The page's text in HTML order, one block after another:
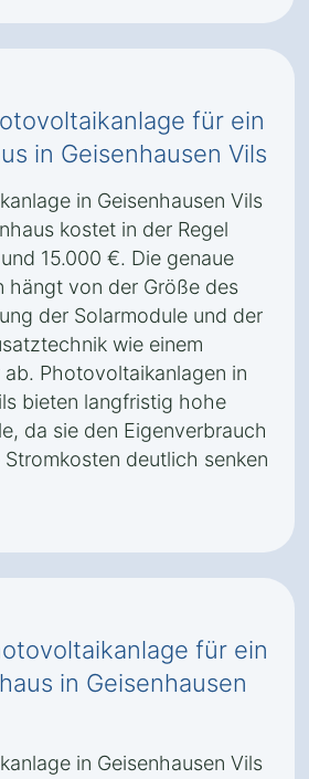
für ein
in Geisenhausen Vils
in Geisenhausen Vils
kostet in der Regel
15.000 €. Die genaue
hängt von der Größe des
der Solarmodule und der
wie einem
Photovoltaikanlagen in
bieten langfristig hohe
da sie den Eigenverbrauch
deutlich senken
für ein
in Geisenhausen
in Geisenhausen Vils